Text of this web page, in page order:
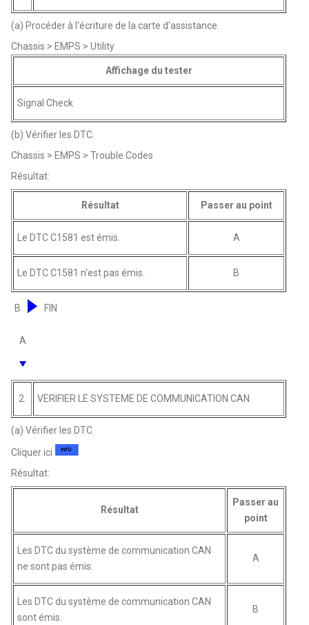
(a) Procéder à l'écriture de la carte d'assistance.
Chassis > EMPS > Utility
Affichage du tester
Signal Check
(b) Vérifier les DTC.
Chassis > EMPS > Trouble Codes
Résultat:
Résultat Passer au point
Le DTC C1581 est émis. A
Le DTC C1581 n'est pas émis. B
B FIN
A
2. VERIFIER LE SYSTEME DE COMMUNICATION CAN
(a) Vérifier les DTC.
Cliquer ici
Résultat:
Résultat
Passer au
point
Les DTC du système de communication CAN
ne sont pas émis.
A
Les DTC du système de communication CAN
sont émis.
B